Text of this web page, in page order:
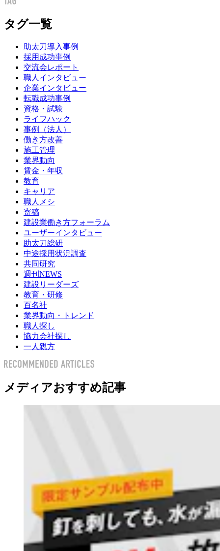
タグ一覧
助太刀導入事例
採用成功事例
交流会レポート
職人インタビュー
企業インタビュー
転職成功事例
資格・試験
ライフハック
事例（法人）
働き方改善
施工管理
業界動向
賃金・年収
教育
キャリア
職人メシ
寄稿
建設業働き方フォーラム
ユーザーインタビュー
助太刀総研
中途採用状況調査
共同研究
週刊NEWS
建設リーダーズ
教育・研修
百名社
業界動向・トレンド
職人探し
協力会社探し
一人親方
メディアおすすめ記事